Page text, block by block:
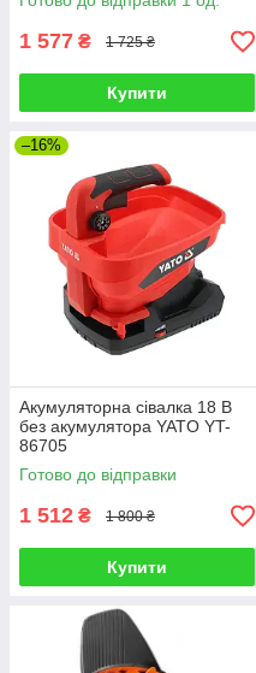
1 577 ₴ 1 725 ₴
Купити
–16%
Акумуляторна сівалка 18 В
без акумулятора YATO YT-
86705
Готово до відправки
1 512 ₴ 1 800 ₴
Купити